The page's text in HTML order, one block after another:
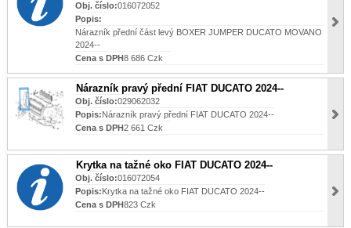
Obj. číslo:016072052
Popis:
Nárazník přední část levý BOXER JUMPER DUCATO MOVANO
2024--
Cena s DPH8 686 Czk
Nárazník pravý přední FIAT DUCATO 2024--
Obj. číslo:029062032
Popis:Nárazník pravý přední FIAT DUCATO 2024--
Cena s DPH2 661 Czk
Krytka na tažné oko FIAT DUCATO 2024--
Obj. číslo:016072054
Popis:Krytka na tažné oko FIAT DUCATO 2024--
Cena s DPH823 Czk